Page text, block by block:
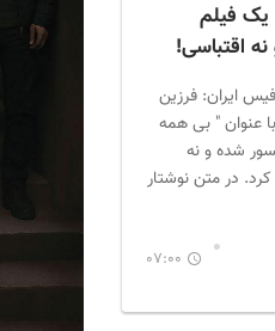
یک فیلم
اقتباسی!
ایران: فرزین
عنوان " بی همه
شده و نه
در متن نوشتار
07:00